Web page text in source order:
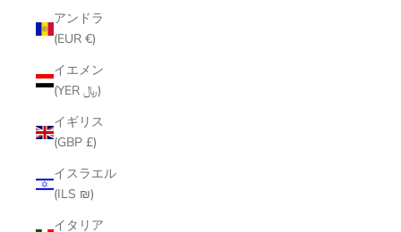
アンドラ
(EUR €)
イエメン
(YER ﷼)
イギリス
(GBP £)
イスラエル
(ILS ₪)
イタリア